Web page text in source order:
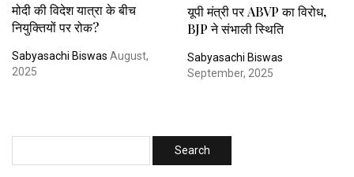
मोदी की विदेश यात्रा के बीच
नियुक्तियों पर रोक?
Sabyasachi Biswas August,
2025
यूपी मंत्री पर ABVP का विरोध,
BJP ने संभाली स्थिति
Sabyasachi Biswas
September, 2025